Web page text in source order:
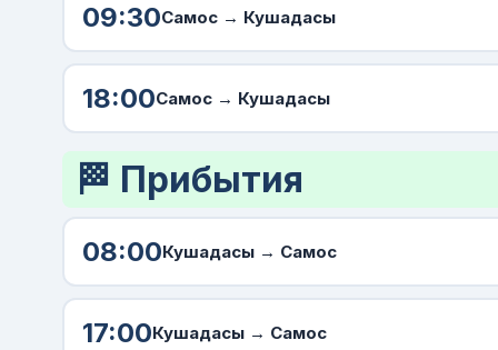
09:30Самос→ Кушадасы
18:00Самос→ Кушадасы
🏁 Прибытия
08:00Кушадасы → Самос
17:00Кушадасы → Самос